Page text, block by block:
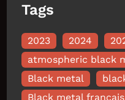
Tags
2023 2024
atmospheric black
Black metal
Black metal français